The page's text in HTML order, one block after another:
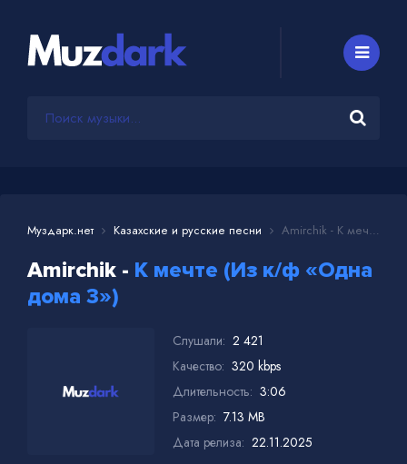
Муздарк.нет Казахские и русские песни Amirchik - К мечте (Из к/ф «Одна дома 3»)
Amirchik - К мечте (Из к/ф «Одна
дома 3»)
Слушали: 2 421
Качество: 320 kbps
Длительность: 3:06
Размер: 7.13 MB
Дата релиза: 22.11.2025